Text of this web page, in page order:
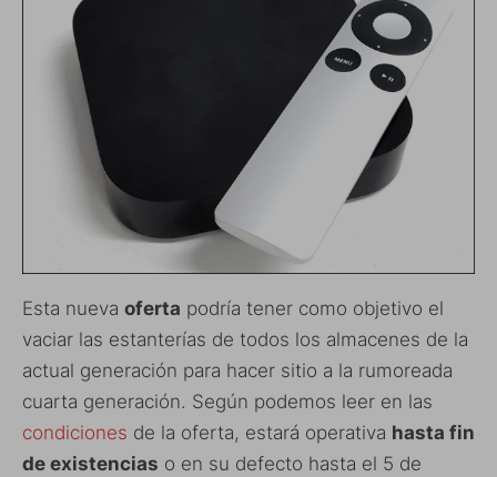
Esta nueva oferta podría tener como objetivo el
vaciar las estanterías de todos los almacenes de la
actual generación para hacer sitio a la rumoreada
cuarta generación. Según podemos leer en las
condiciones de la oferta, estará operativa hasta fin
de existencias o en su defecto hasta el 5 de